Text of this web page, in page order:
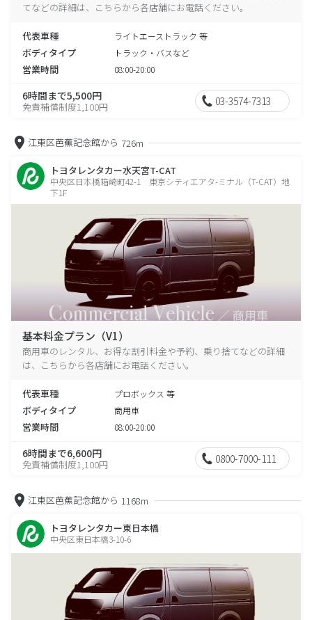
てなどの詳細は、こちらから各店舗にお電話ください。
代表車種 ライトエーストラック 等
ボディタイプ トラック・バスなど
営業時間 08:00-20:00
6時間まで5,500円
免責補償制度1,100円 03-3574-7313
江東区芭蕉記念館から 726m
トヨタレンタカー水天宮T-CAT
中央区日本橋箱崎町42-1 東京シティエアタ-ミナル（T-CAT）地
下1F
基本料金プラン（V1）
商用車のレンタル、お得な割引料金や予約、乗り捨てなどの詳細
は、こちらから各店舗にお電話ください。
代表車種 プロボックス 等
ボディタイプ 商用車
営業時間 08:00-20:00
6時間まで6,600円
免責補償制度1,100円 0800-7000-111
江東区芭蕉記念館から 1168m
トヨタレンタカー東日本橋
中央区東日本橋3-10-6